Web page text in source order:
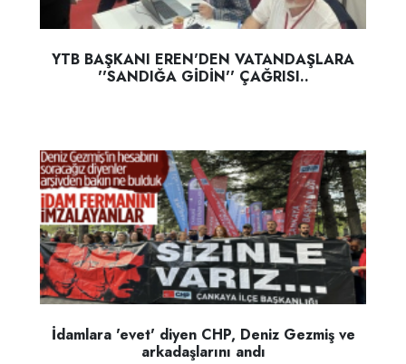
YTB BAŞKANI EREN'DEN VATANDAŞLARA
''SANDIĞA GİDİN'' ÇAĞRISI..
İdamlara 'evet' diyen CHP, Deniz Gezmiş ve
arkadaşlarını andı